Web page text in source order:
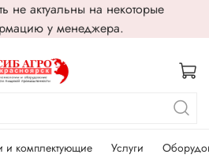
не актуальны на некоторые
у менеджера.
и комплектующие Услуги